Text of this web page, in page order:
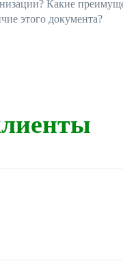
Какие
этого документа?